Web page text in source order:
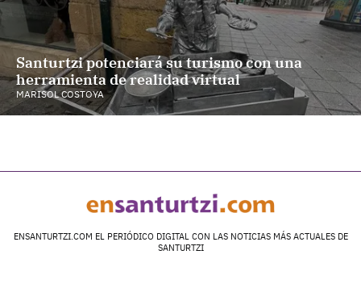
Santurtzi potenciará su turismo con una
herramienta de realidad virtual
MARISOL COSTOYA
ENSANTURTZI.COM EL PERIÓDICO DIGITAL CON LAS NOTICIAS MÁS ACTUALES DE
SANTURTZI